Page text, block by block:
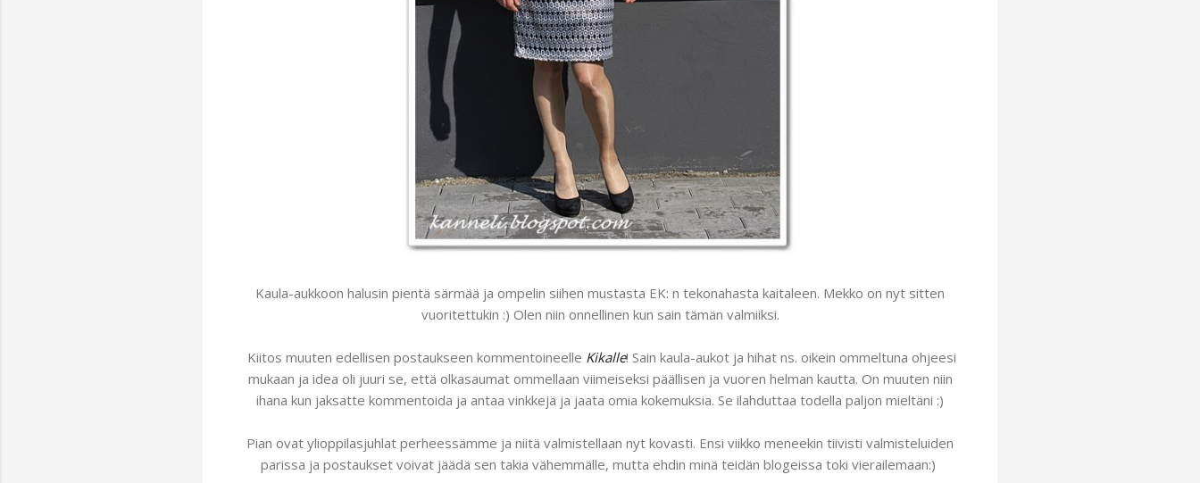
Kaula-aukkoon halusin pientä särmää ja ompelin siihen mustasta EK: n tekonahasta kaitaleen. Mekko on nyt sitten
vuoritettukin :) Olen niin onnellinen kun sain tämän valmiiksi.
Kiitos muuten edellisen postaukseen kommentoineelle Kikalle! Sain kaula-aukot ja hihat ns. oikein ommeltuna ohjeesi
mukaan ja idea oli juuri se, että olkasaumat ommellaan viimeiseksi päällisen ja vuoren helman kautta. On muuten niin
ihana kun jaksatte kommentoida ja antaa vinkkejä ja jaata omia kokemuksia. Se ilahduttaa todella paljon mieltäni :)
Pian ovat ylioppilasjuhlat perheessämme ja niitä valmistellaan nyt kovasti. Ensi viikko meneekin tiivisti valmisteluiden
parissa ja postaukset voivat jäädä sen takia vähemmälle, mutta ehdin minä teidän blogeissa toki vierailemaan:)